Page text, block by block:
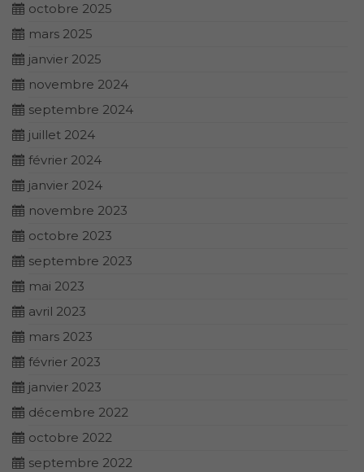
octobre 2025
mars 2025
janvier 2025
novembre 2024
septembre 2024
juillet 2024
février 2024
janvier 2024
novembre 2023
octobre 2023
septembre 2023
mai 2023
avril 2023
mars 2023
février 2023
janvier 2023
décembre 2022
octobre 2022
septembre 2022